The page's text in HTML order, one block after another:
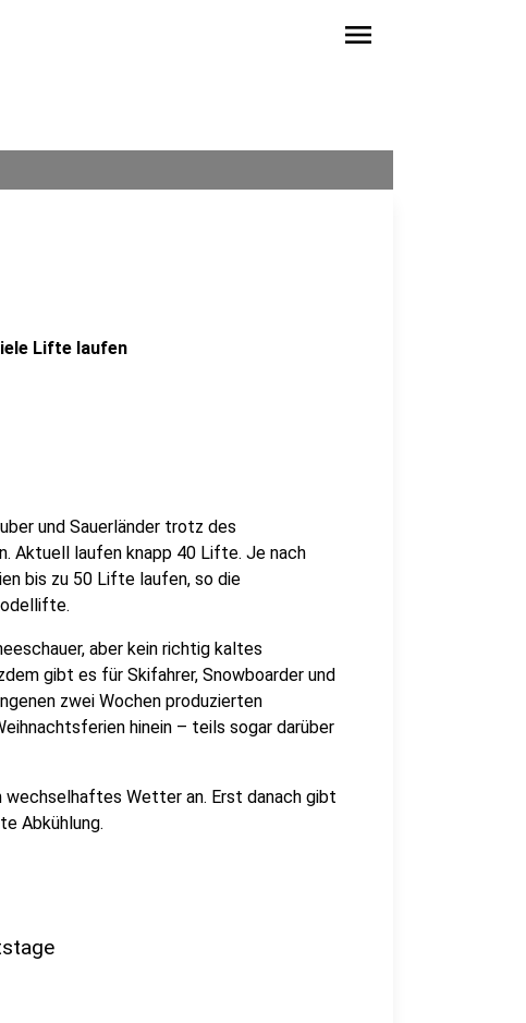
menu
Lifte laufen
und Sauerländer trotz des
Aktuell laufen knapp 40 Lifte. Je nach
bis zu 50 Lifte laufen, so die
aber kein richtig kaltes
gibt es für Skifahrer, Snowboarder und
zwei Wochen produzierten
hinein – teils sogar darüber
wechselhaftes Wetter an. Erst danach gibt
Abkühlung.